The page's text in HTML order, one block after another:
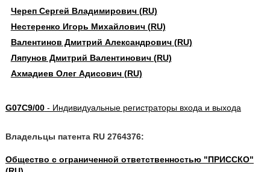
Череп Сергей Владимирович (RU)
Нестеренко Игорь Михайлович (RU)
Валентинов Дмитрий Александрович (RU)
Ляпунов Дмитрий Валентинович (RU)
Ахмадиев Олег Адисович (RU)
G07C9/00- Индивидуальные регистраторы входа и выхода
Владельцы патента RU 2764376:
Общество с ограниченной ответственностью "ПРИССКО"